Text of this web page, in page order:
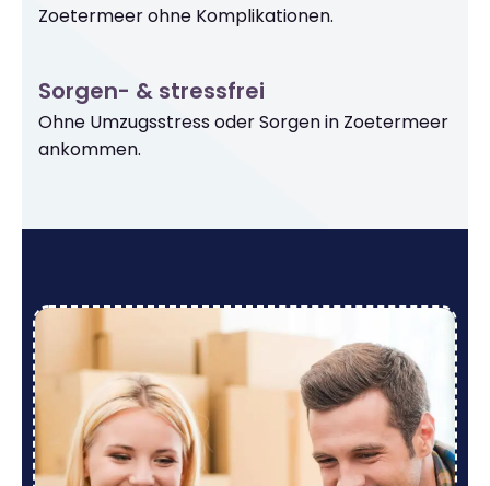
Zoetermeer ohne Komplikationen.
Sorgen- & stressfrei
Ohne Umzugsstress oder Sorgen in Zoetermeer
ankommen.